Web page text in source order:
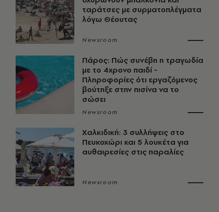
ταράτσες με συρματοπλέγματα
λόγω Θέουτας
Newsroom
Πάρος: Πώς συνέβη η τραγωδία
με το 4χρονο παιδί -
Πληροφορίες ότι εργαζόμενος
βούτηξε στην πισίνα να το
σώσει
Newsroom
Χαλκιδική: 3 συλλήψεις στο
Πευκοχώρι και 5 λουκέτα για
αυθαιρεσίες στις παραλίες
Newsroom